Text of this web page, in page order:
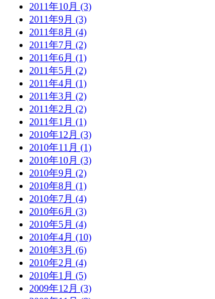
2011年10月 (3)
2011年9月 (3)
2011年8月 (4)
2011年7月 (2)
2011年6月 (1)
2011年5月 (2)
2011年4月 (1)
2011年3月 (2)
2011年2月 (2)
2011年1月 (1)
2010年12月 (3)
2010年11月 (1)
2010年10月 (3)
2010年9月 (2)
2010年8月 (1)
2010年7月 (4)
2010年6月 (3)
2010年5月 (4)
2010年4月 (10)
2010年3月 (6)
2010年2月 (4)
2010年1月 (5)
2009年12月 (3)